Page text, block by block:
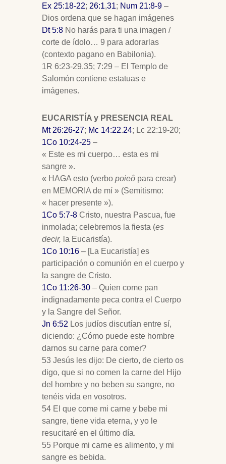
Ex 25:18-22; 26:1,31; Num 21:8-9 –
Dios ordena que se hagan imágenes
Dt 5:8 No harás para ti una imagen /
corte de ídolo… 9 para adorarlas
(contexto pagano en Babilonia).
1R 6:23-29.35; 7:29 – El Templo de
Salomón contiene estatuas e
imágenes.
EUCARISTÍA y PRESENCIA REAL
Mt 26:26-27; Mc 14:22.24; Lc 22:19-20;
1Co 10:24-25 –
« Este es mi cuerpo… esta es mi
sangre ».
« HAGA esto (verbo poieô para crear)
en MEMORIA de mí » (Semitismo:
« hacer presente »).
1Co 5:7-8 Cristo, nuestra Pascua, fue
inmolada; celebremos la fiesta (es
decir, la Eucaristía).
1Co 10:16 – [La Eucaristía] es
participación o comunión en el cuerpo y
la sangre de Cristo.
1Co 11:26-30 – Quien come pan
indignadamente peca contra el Cuerpo
y la Sangre del Señor.
Jn 6:52 Los judíos discutían entre sí,
diciendo: ¿Cómo puede este hombre
darnos su carne para comer?
53 Jesús les dijo: De cierto, de cierto os
digo, que si no comen la carne del Hijo
del hombre y no beben su sangre, no
tenéis vida en vosotros.
54 El que come mi carne y bebe mi
sangre, tiene vida eterna, y yo le
resucitaré en el último día.
55 Porque mi carne es alimento, y mi
sangre es bebida.